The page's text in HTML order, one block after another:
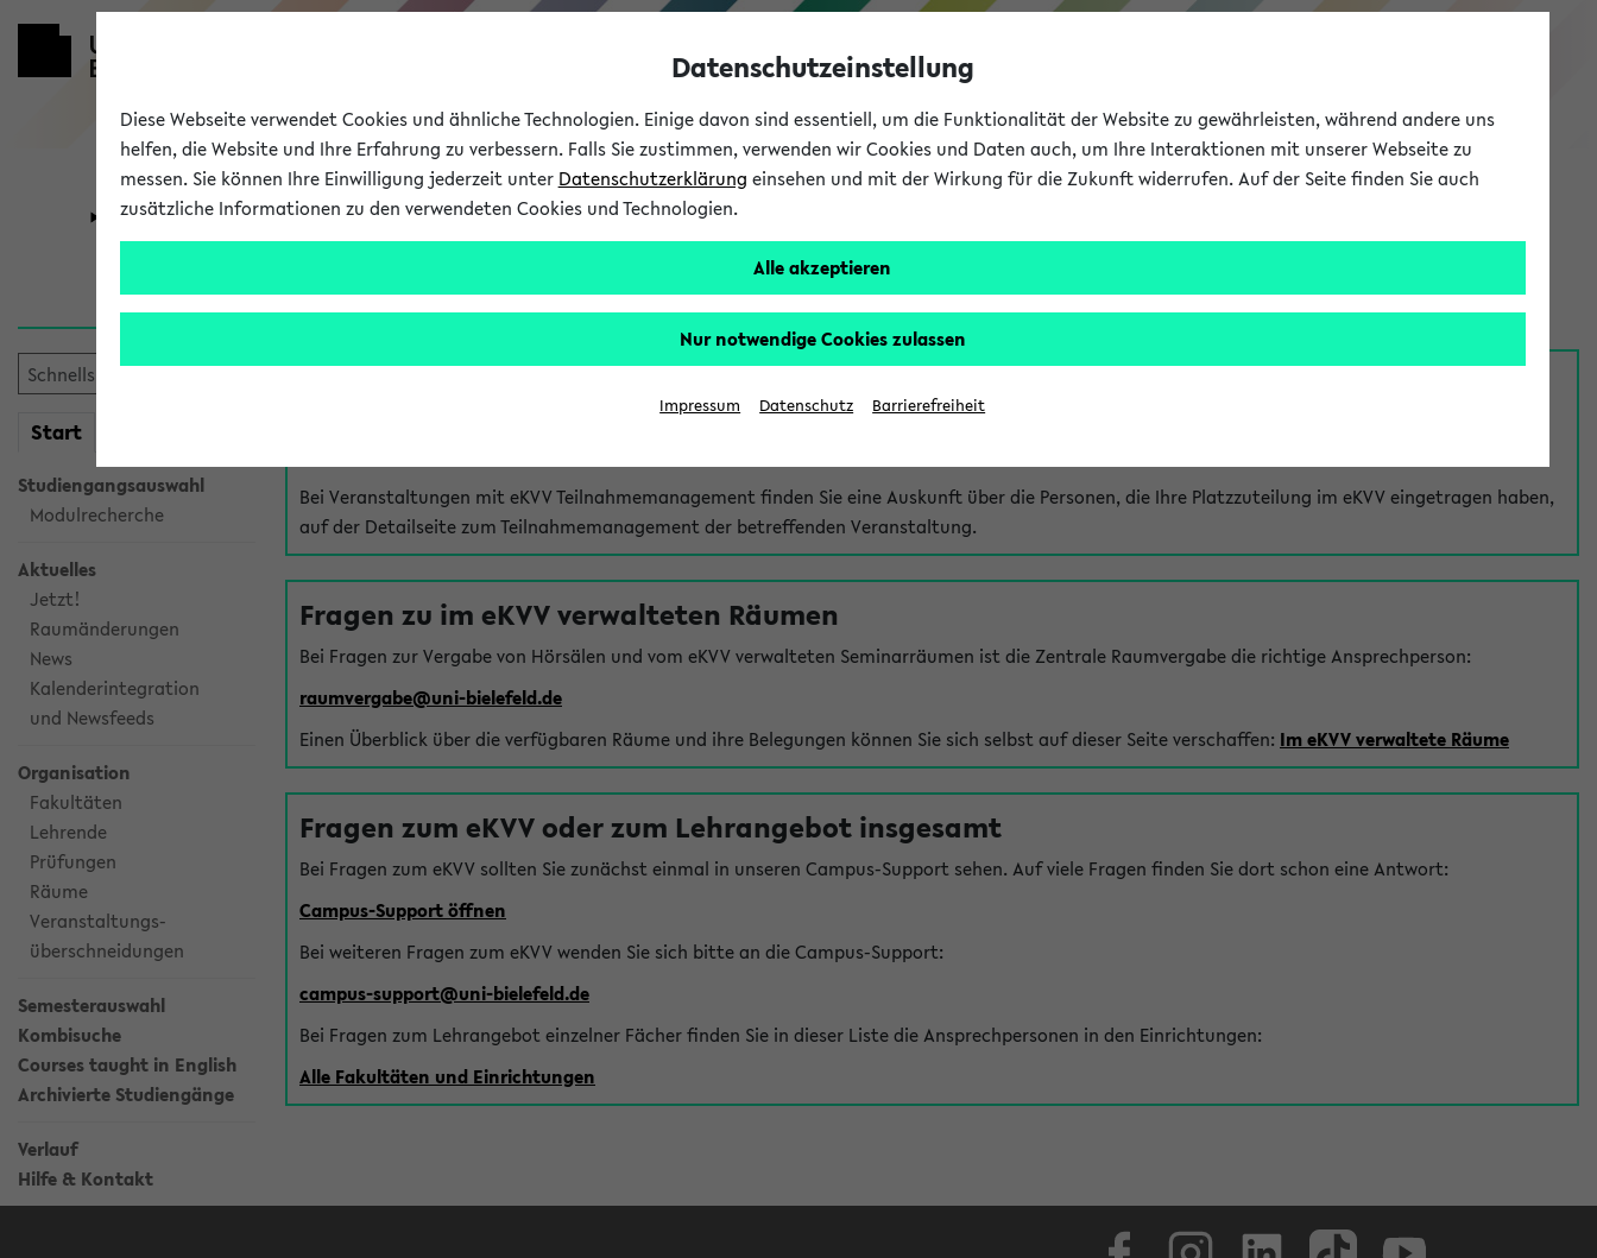
eKVV
Universität Forschung Studium
Start
Studiengangsauswahl
Modulrecherche
Aktuelles
Jetzt!
Raumänderungen
News
Kalenderintegration
und Newsfeeds
Organisation
Fakultäten
Lehrende
Prüfungen
Räume
Veranstaltungs-
überschneidungen
Semesterauswahl
Kombisuche
Courses taught in English
Archivierte Studiengänge
Verlauf
Hilfe & Kontakt
Hilfe & Kontakt
Bei Veranstaltungen mit eKVV Teilnahmemanagement finden Sie eine Auskunft über die Personen, die Ihre Platzzuteilung im eKVV eingetragen haben,
auf der Detailseite zum Teilnahmemanagement der betreffenden Veranstaltung.
Fragen zu im eKVV verwalteten Räumen
Bei Fragen zur Vergabe von Hörsälen und vom eKVV verwalteten Seminarräumen ist die Zentrale Raumvergabe die richtige Ansprechperson:
raumvergabe@uni-bielefeld.de
Einen Überblick über die verfügbaren Räume und ihre Belegungen können Sie sich selbst auf dieser Seite verschaffen: Im eKVV verwaltete Räume
Fragen zum eKVV oder zum Lehrangebot insgesamt
Bei Fragen zum eKVV sollten Sie zunächst einmal in unseren Campus-Support sehen. Auf viele Fragen finden Sie dort schon eine Antwort:
Campus-Support öffnen
Bei weiteren Fragen zum eKVV wenden Sie sich bitte an die Campus-Support:
campus-support@uni-bielefeld.de
Bei Fragen zum Lehrangebot einzelner Fächer finden Sie in dieser Liste die Ansprechpersonen in den Einrichtungen:
Alle Fakultäten und Einrichtungen
Datenschutzeinstellung
Diese Webseite verwendet Cookies und ähnliche Technologien. Einige davon sind essentiell, um die Funktionalität der Website zu gewährleisten, während andere uns
helfen, die Website und Ihre Erfahrung zu verbessern. Falls Sie zustimmen, verwenden wir Cookies und Daten auch, um Ihre Interaktionen mit unserer Webseite zu
messen. Sie können Ihre Einwilligung jederzeit unter Datenschutzerklärung einsehen und mit der Wirkung für die Zukunft widerrufen. Auf der Seite finden Sie auch
zusätzliche Informationen zu den verwendeten Cookies und Technologien.
Alle akzeptieren
Nur notwendige Cookies zulassen
Impressum Datenschutz Barrierefreiheit